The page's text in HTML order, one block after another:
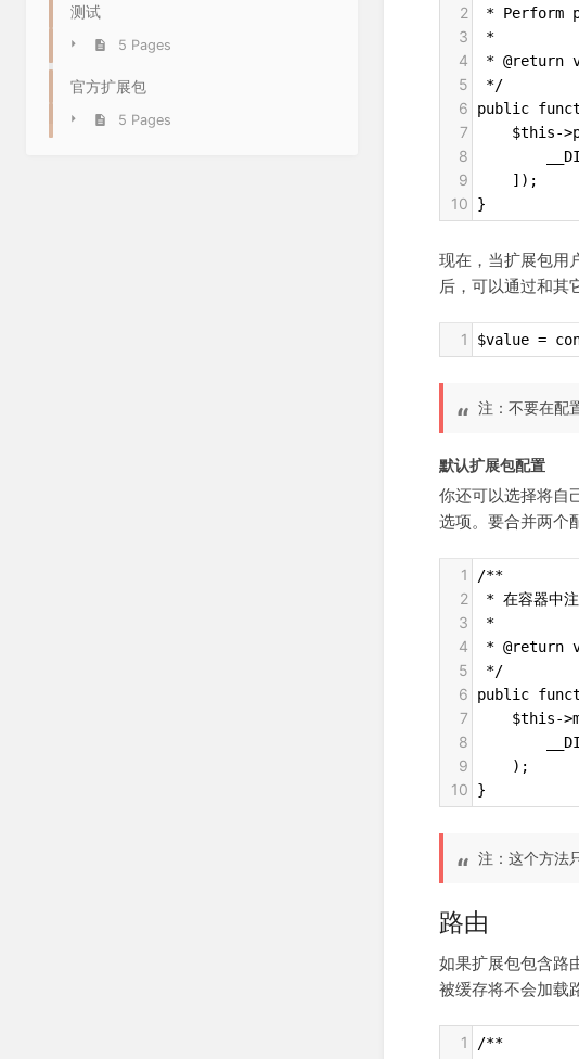
测试
5 Pages
官方扩展包
5 Pages
2 * Perform
3 *
4 * @return
5 */
6 public
7
$this-
8
9
    ]);
10 }
现在，当扩展包
后，可以通过和其
1 $value =
注：不要在配
默认扩展包配置
你还可以选择将自
选项。要合并两个
1 /**
2 * 在容器中
3 *
4 * @return
5 */
6 public
7
$this-
8
9
    );
10 }
注：这个方法
路由
如果扩展包包含路
被缓存将不会加载
1 /**